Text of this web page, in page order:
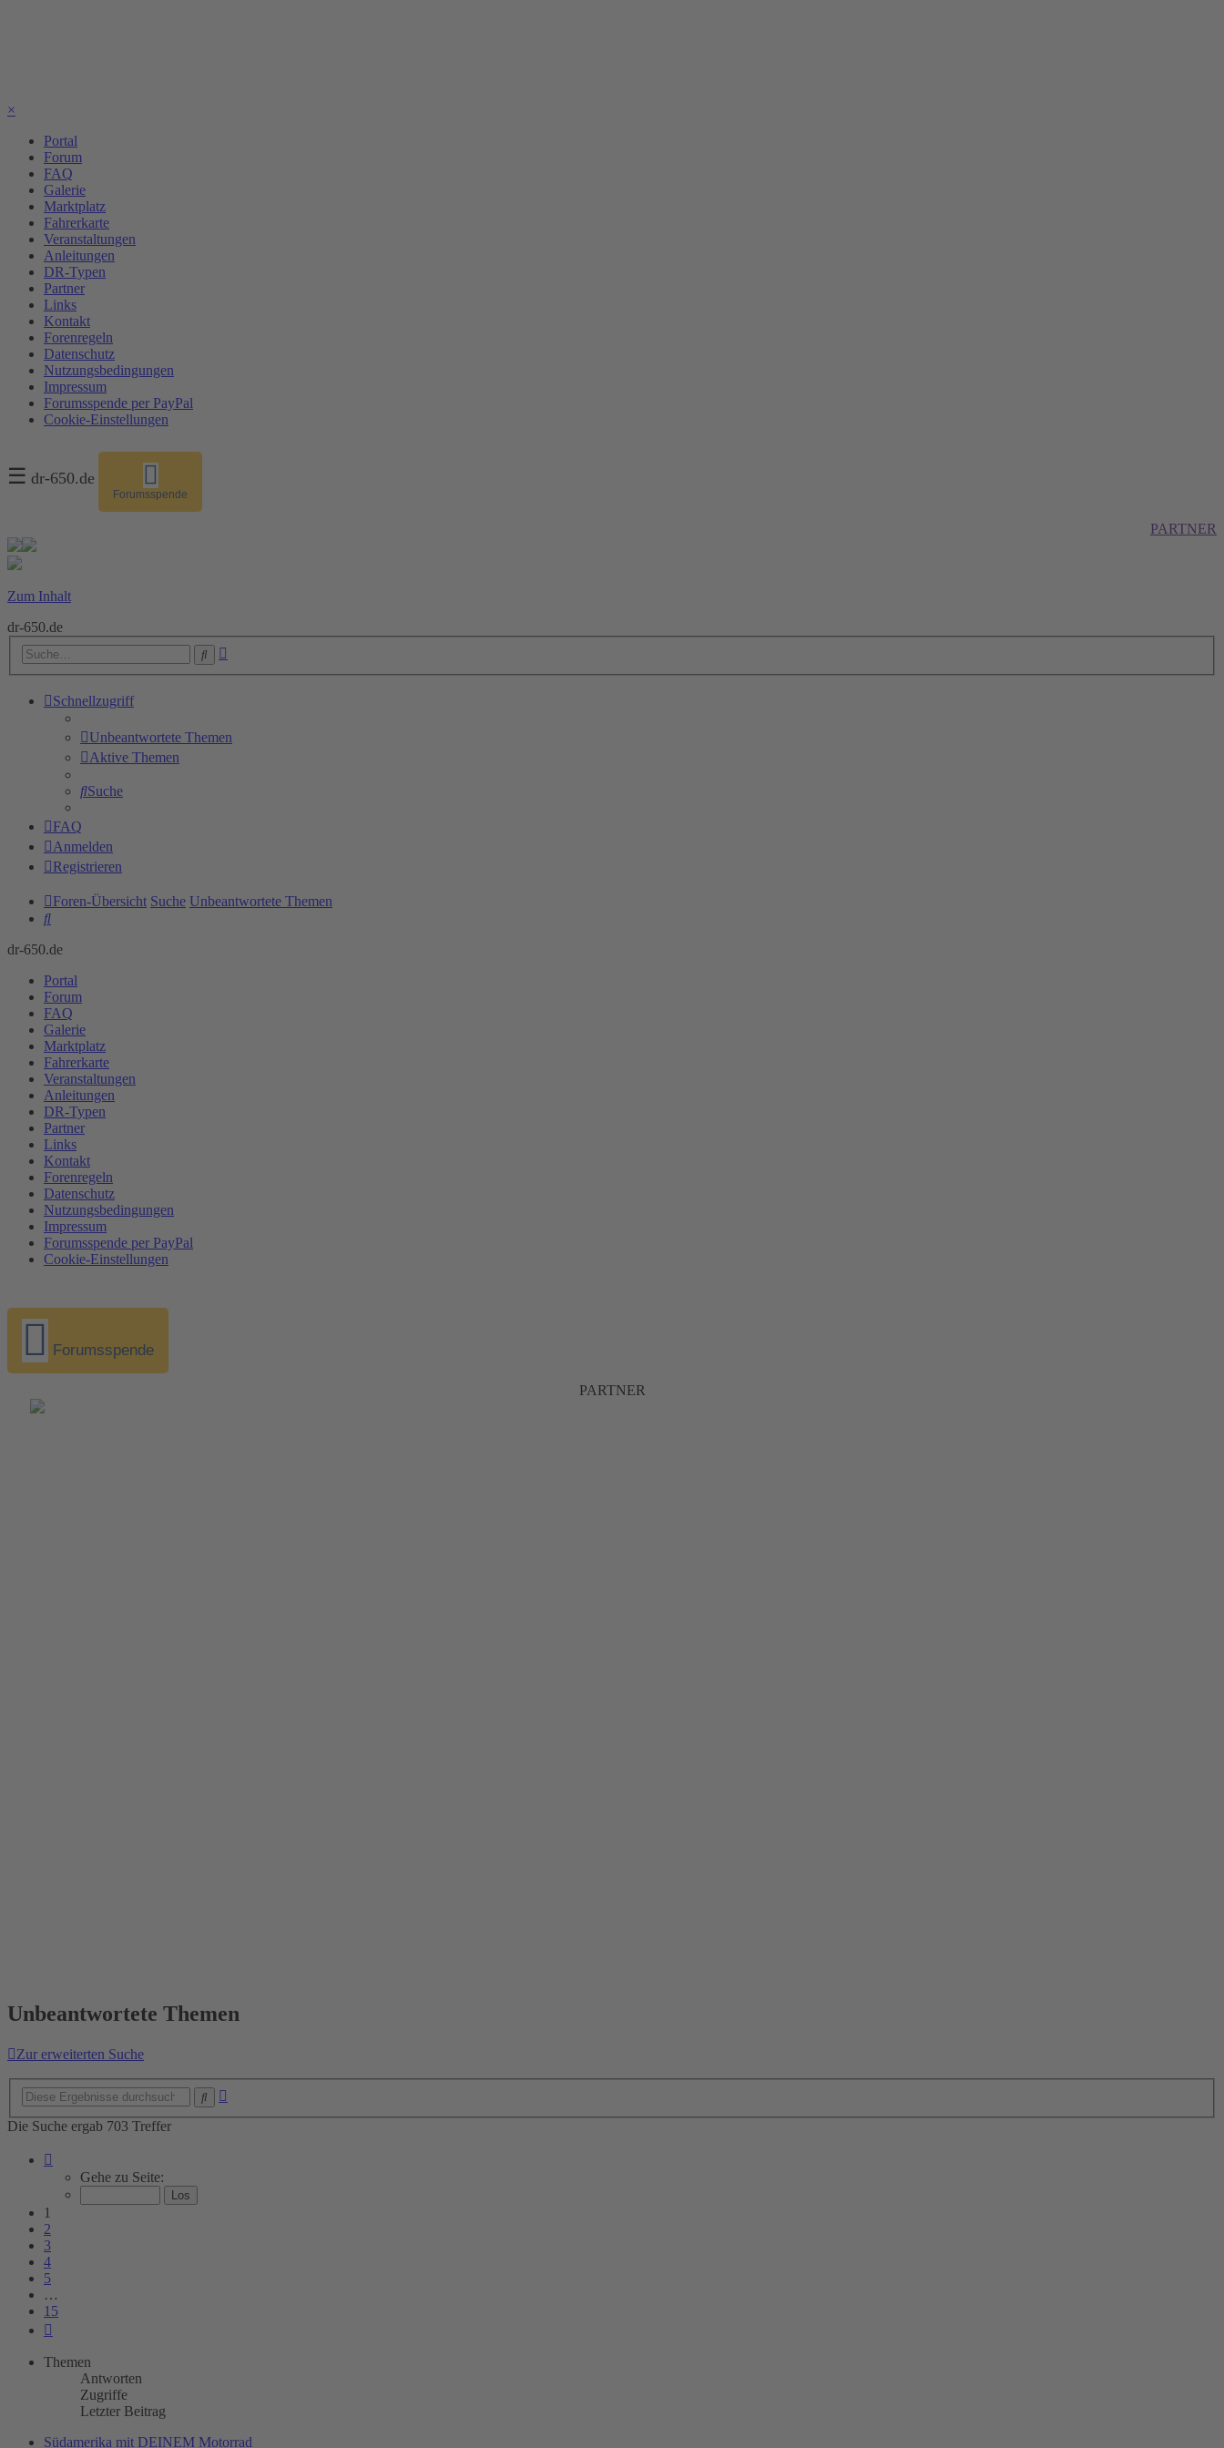
×
Portal
Forum
FAQ
Galerie
Marktplatz
Fahrerkarte
Veranstaltungen
Anleitungen
DR-Typen
Partner
Links
Kontakt
Forenregeln
Datenschutz
Nutzungsbedingungen
Impressum
Forumsspende per PayPal
Cookie-Einstellungen
☰ dr-650.de
Forumsspende
PARTNER
Zum Inhalt
dr-650.de
Suche
Schnellzugriff
Unbeantwortete Themen
Aktive Themen
Suche
FAQ
Anmelden
Registrieren
Foren-Übersicht Suche Unbeantwortete Themen
Suche
dr-650.de
Portal
Forum
FAQ
Galerie
Marktplatz
Fahrerkarte
Veranstaltungen
Anleitungen
DR-Typen
Partner
Links
Kontakt
Forenregeln
Datenschutz
Nutzungsbedingungen
Impressum
Forumsspende per PayPal
Cookie-Einstellungen
Forumsspende
PARTNER
Unbeantwortete Themen
Zur erweiterten Suche
Die Suche ergab 703 Treffer
von
Gehe zu Seite:
1
2
3
4
5
…
15
Themen
Antworten
Zugriffe
Letzter Beitrag
Südamerika mit DEINEM Motorrad